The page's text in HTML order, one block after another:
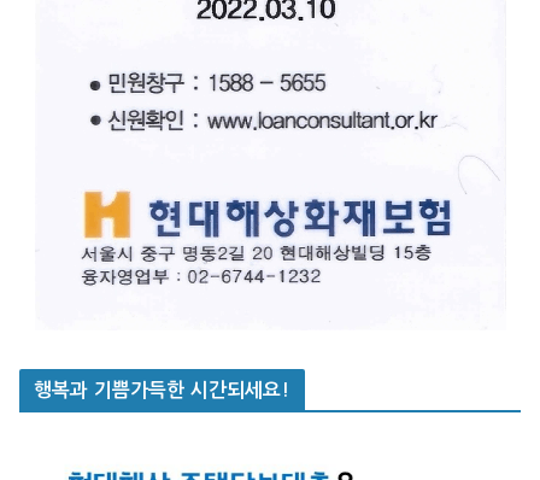
행복과 기쁨가득한 시간되세요!